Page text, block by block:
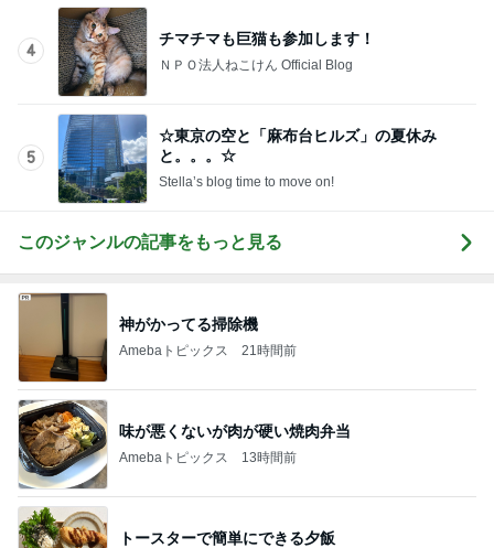
4
チマチマも巨猫も参加します！
ＮＰＯ法人ねこけん Official Blog
5
☆東京の空と「麻布台ヒルズ」の夏休み
と。。。☆
Stella’s blog time to move on!
このジャンルの記事をもっと見る
神がかってる掃除機
Amebaトピックス 21時間前
味が悪くないが肉が硬い焼肉弁当
Amebaトピックス 13時間前
トースターで簡単にできる夕飯